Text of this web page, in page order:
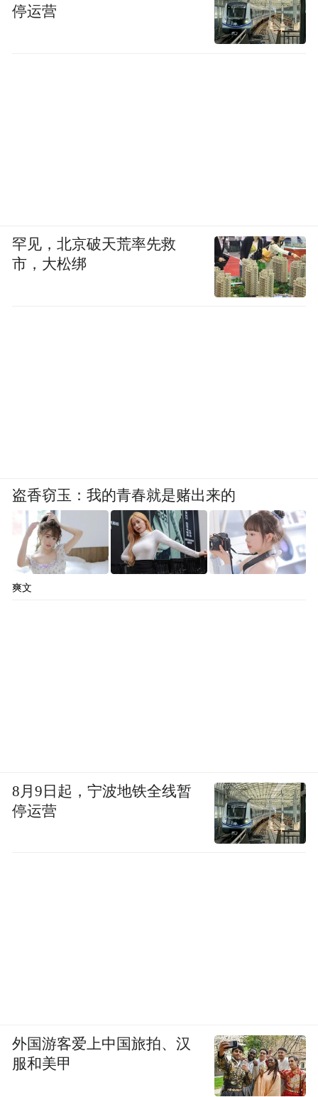
停运营
罕见，北京破天荒率先救
市，大松绑
盗香窃玉：我的青春就是赌出来的
爽文
8月9日起，宁波地铁全线暂
停运营
外国游客爱上中国旅拍、汉
服和美甲